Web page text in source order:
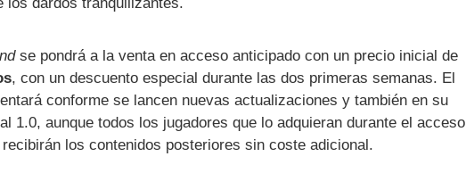
los dardos tranquilizantes.
se pondrá a la venta en acceso anticipado con un precio inicial de
, con un descuento especial durante las dos primeras semanas. El
conforme se lancen nuevas actualizaciones y también en su
1.0, aunque todos los jugadores que lo adquieran durante el acceso
los contenidos posteriores sin coste adicional.